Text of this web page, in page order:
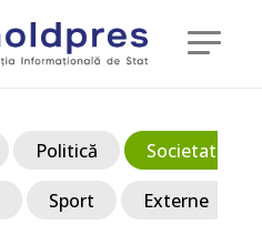
Politică Societate
Sport Externe